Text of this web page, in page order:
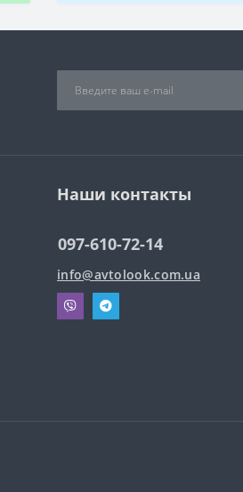
Наши контакты
097-610-72-14
info@avtolook.com.ua